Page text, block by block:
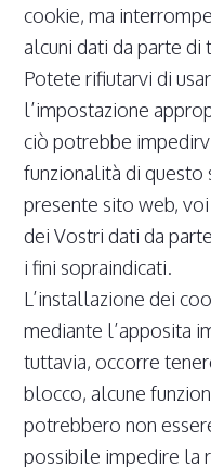
cookie, ma
alcuni dati da parte di
Potete rifiutarvi di
l’impostazione
ciò potrebbe
funzionalità di
presente sito web,
dei Vostri dati da
i fini sopraindicati.
L’installazione dei
mediante l’apposita
tuttavia, occorre
blocco, alcune
potrebbero non
possibile impedire la